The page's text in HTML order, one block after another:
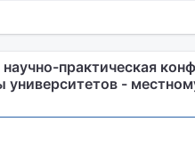
научно-практическая
-